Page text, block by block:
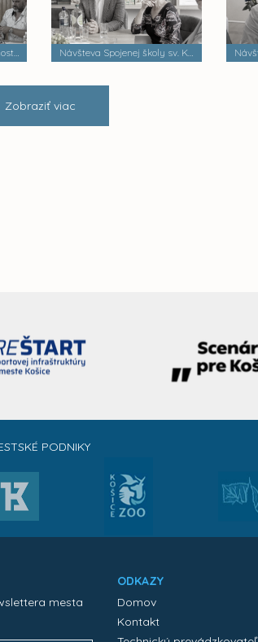
Verejná diskusia o budúcnosti mestských častí Návšteva Spojenej školy sv. Košických mučeníkov
Zobraziť viac
PODNIKY
mesta
ODKAZY
Domov
Kontakt